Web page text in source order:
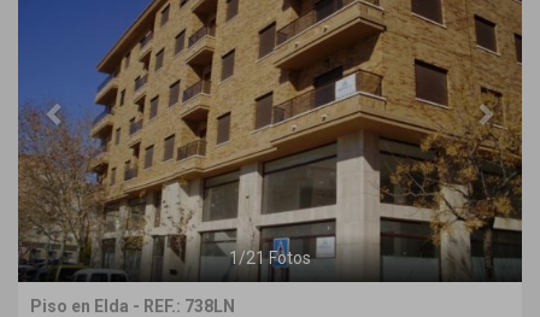
1/21Fotos
Piso en Elda - REF.: 738LN